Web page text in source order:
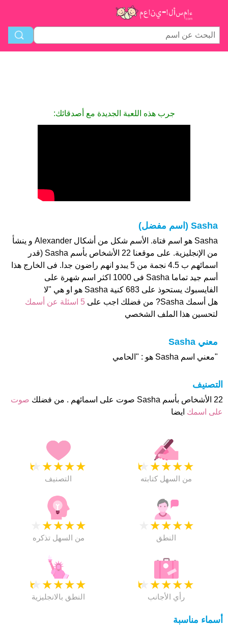
جرب هذه اللعبة الجديدة مع أصدقائك:
Sasha (اسم مفضل)
Sasha هو اسم فتاة. الأسم شكل من أشكال Alexander و ينشأ
من الإنجليزية. على موقعنا 22 الأشخاص بأسم Sasha (قدر
اسمائهم ب 4.5 نجمة من 5 يبدو انهم راضون جدا. فى الخارج هذا
أسم جيد تماما Sasha فى 1000 اكثر اسم شهرة على
الفايسبوك يستحوذ على 683 كنية Sasha هو او هي "لا
هل أسمك Sasha? من فضلك اجب على
5 اسئلة عن أسمك
لتحسين هذا الملف الشخصي
معني Sasha
"معني اسم Sasha هو : "الحامي
التصنيف
22 الأشخاص بأسم Sasha صوت على اسمائهم . من فضلك
صوت
على اسمك ايضا
★
★
★
★
★
التصنيف
★
★
★
★
★
من السهل كتابته
★
★
★
★
من السهل تذكره
★
★
★
★
النطق
★
★
★
★
★
النطق بالانجليزية
★
★
★
★
★
رأي الأجانب
أسماء مناسبة